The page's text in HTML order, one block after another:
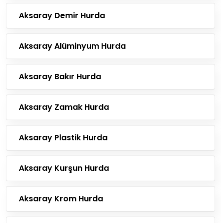
Aksaray Demir Hurda
Aksaray Alüminyum Hurda
Aksaray Bakır Hurda
Aksaray Zamak Hurda
Aksaray Plastik Hurda
Aksaray Kurşun Hurda
Aksaray Krom Hurda